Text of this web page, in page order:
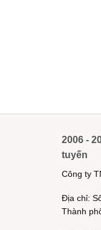
2006 -
tuyến
Công ty
Địa chỉ:
Thành